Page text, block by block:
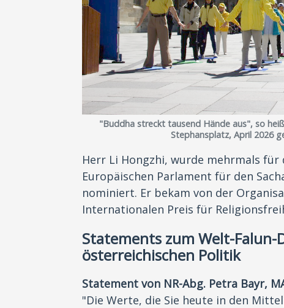
"Buddha streckt tausend Hände aus", so
Stephansplatz, April 2026
Herr Li Hongzhi, wurde mehrmals
Europäischen Parlament für den
nominiert. Er bekam von der
Internationalen Preis für
Statements zum Welt-Falun-
österreichischen Politik
Statement von NR-Abg. Petra Bayr,
"Die Werte, die Sie heute in den